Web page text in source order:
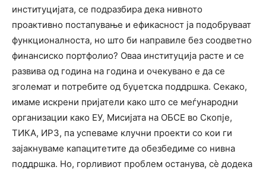
институцијата, се подразбира дека нивното
проактивно постапување и ефикасност ја подобруваат
функционалноста, но што би направиле без соодветно
финансиско портфолио? Оваа институција расте и се
развива од година на година и очекувано е да се
зголемат и потребите од буџетска поддршка. Секако,
имаме искрени пријатели како што се меѓународни
организации како ЕУ, Мисијата на ОБСЕ во Скопје,
ТИКА, ИРЗ, па успеваме клучни проекти со кои ги
зајакнуваме капацитетите да обезбедиме со нивна
поддршка. Но, горливиот проблем останува, сѐ додека